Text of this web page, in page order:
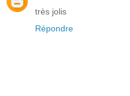
très jolis
Répondre